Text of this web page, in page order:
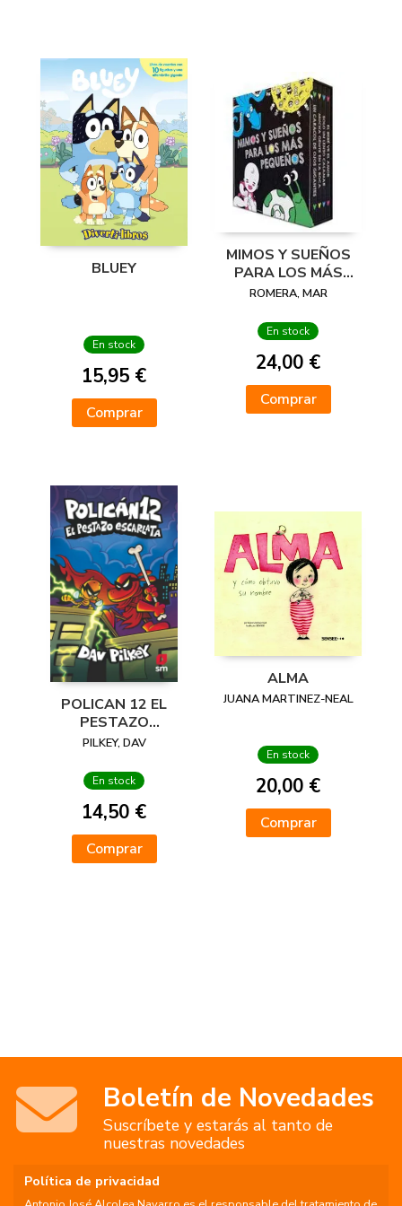
BLUEY
En stock
15,95 €
Comprar
MIMOS Y SUEÑOS
PARA LOS MÁS
PEQUEÑOS
ROMERA, MAR
En stock
24,00 €
Comprar
POLICAN 12 EL
PESTAZO
ESCARLATA
PILKEY, DAV
En stock
14,50 €
Comprar
ALMA
JUANA MARTINEZ-NEAL
En stock
20,00 €
Comprar
Boletín de Novedades
Suscríbete y estarás al tanto de
nuestras novedades
Política de privacidad